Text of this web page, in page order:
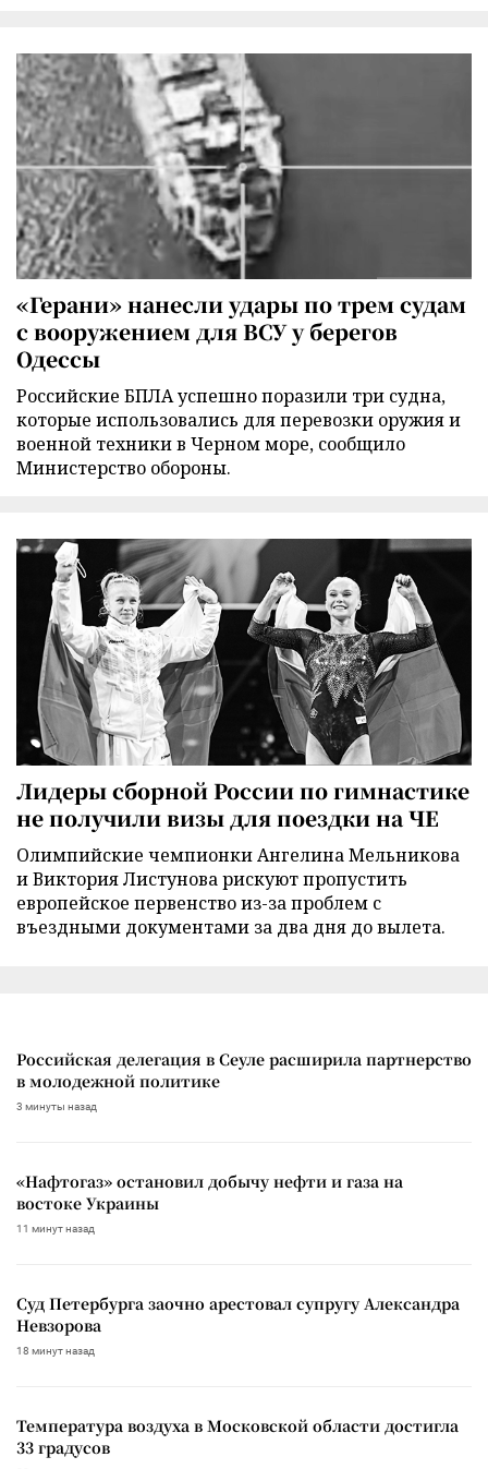
«Герани» нанесли удары по трем судам
с вооружением для ВСУ у берегов
Одессы
Российские БПЛА успешно поразили три судна,
которые использовались для перевозки оружия и
военной техники в Черном море, сообщило
Министерство обороны.
Лидеры сборной России по гимнастике
не получили визы для поездки на ЧЕ
Олимпийские чемпионки Ангелина Мельникова
и Виктория Листунова рискуют пропустить
европейское первенство из-за проблем с
въездными документами за два дня до вылета.
Российская делегация в Сеуле расширила партнерство
в молодежной политике
3 минуты назад
«Нафтогаз» остановил добычу нефти и газа на
востоке Украины
11 минут назад
Суд Петербурга заочно арестовал супругу Александра
Невзорова
18 минут назад
Температура воздуха в Московской области достигла
33 градусов